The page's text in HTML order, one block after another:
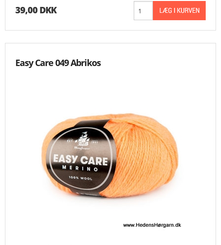
39,00 DKK
Easy Care 049 Abrikos